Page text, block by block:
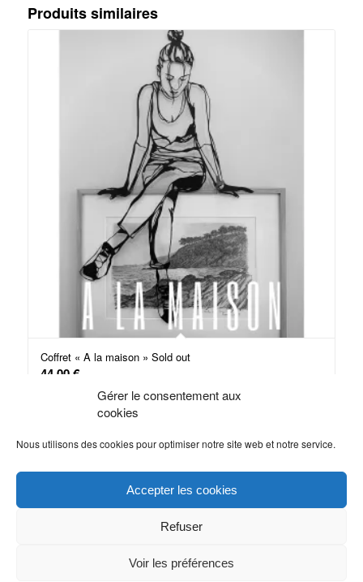
Gérer le consentement aux
cookies
Nous utilisons des cookies pour optimiser notre site web et notre service.
Accepter les cookies
Refuser
Voir les préférences
Produits similaires
Coffret « A la maison » Sold out
44,00€
©Don Mateo, tous droits réservés - Webdesign :
| SUIVRE DON MATEO :